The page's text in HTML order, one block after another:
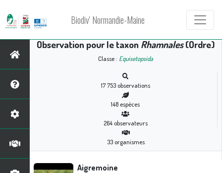
Biodiv' Normandie-Maine
Observation pour le taxon Rhamnales(Ordre)
Classe : Equisetopsida
17 753observations
148espèces
264observateurs
33organismes
Aigremoine